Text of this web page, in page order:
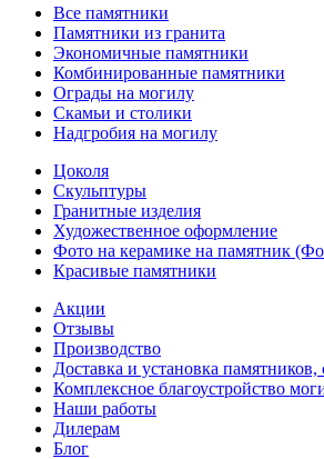
Все памятники
Памятники из гранита
Экономичные памятники
Комбинированные памятники
Ограды на могилу
Cкамьи и столики
Надгробия на могилу
Цоколя
Скульптуры
Гранитные изделия
Художественное оформление
Фото на керамике на памятник
Красивые памятники
Акции
Отзывы
Производство
Доставка и установка памятников,
Комплексное благоустройство
Наши работы
Дилерам
Блог